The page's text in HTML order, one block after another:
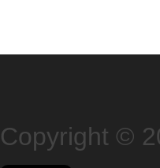
Copyright ©